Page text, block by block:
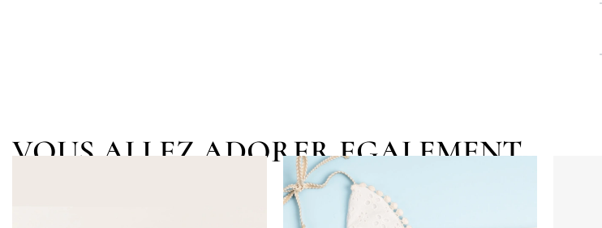
VOUS ALLEZ ADORER EGALEMENT